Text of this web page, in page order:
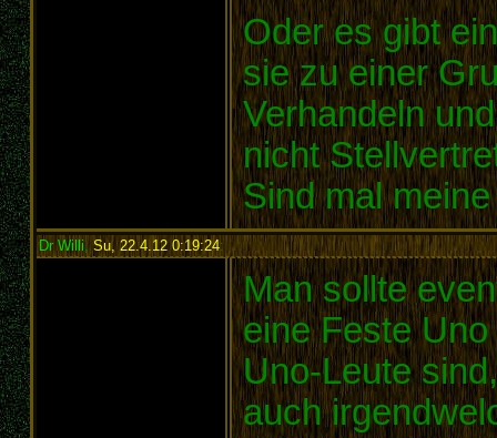
Oder es gibt
sie zu einer
Verhandeln
nicht
Sind mal
Dr Willi Su, 22.4.12 0:19:24:
Man sollte
eine Feste
Uno-Leute
auch